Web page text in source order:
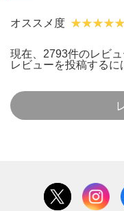
オススメ度
現在、2793件のレビ
レビューを投稿するに